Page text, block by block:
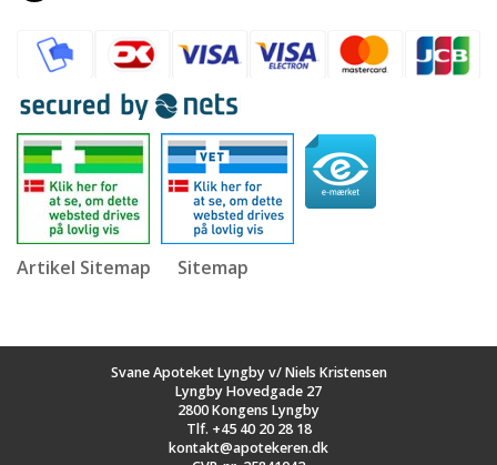
Artikel Sitemap Sitemap
Svane Apoteket Lyngby v/ Niels Kristensen
Lyngby Hovedgade 27
2800 Kongens Lyngby
Tlf. +45 40 20 28 18
kontakt@apotekeren.dk